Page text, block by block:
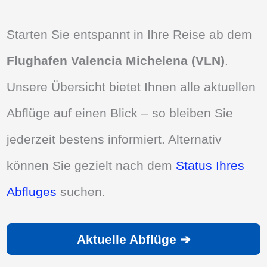
Starten Sie entspannt in Ihre Reise ab dem
Flughafen Valencia Michelena (VLN)
Unsere Übersicht bietet Ihnen alle aktuellen
Abflüge auf einen Blick – so bleiben Sie
jederzeit bestens informiert. Alternativ
können Sie gezielt nach dem Status Ihres
Abfluges suchen.
Aktuelle Abflüge ➔